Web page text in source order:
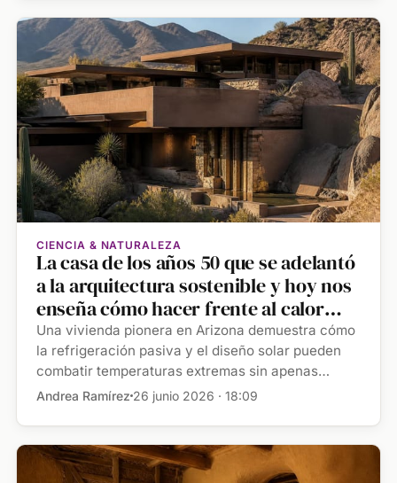
CIENCIA & NATURALEZA
La casa de los años 50 que se adelantó
a la arquitectura sostenible y hoy nos
enseña cómo hacer frente al calor
extremo
Una vivienda pionera en Arizona demuestra cómo
la refrigeración pasiva y el diseño solar pueden
combatir temperaturas extremas sin apenas
consumo […]
Andrea Ramírez 26 junio 2026 · 18:09